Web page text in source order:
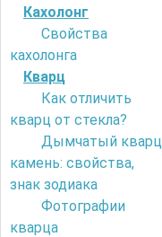
Кахолонг
Свойства
кахолонга
Кварц
Как отличить
кварц от стекла?
Дымчатый кварц
камень: свойства,
знак зодиака
Фотографии
кварца